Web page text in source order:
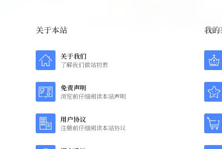
关于本站
关于我们
了解我们做站初衷
免责声明
浏览前仔细阅读本站声明
用户协议
注册前仔细阅读本站协议
我